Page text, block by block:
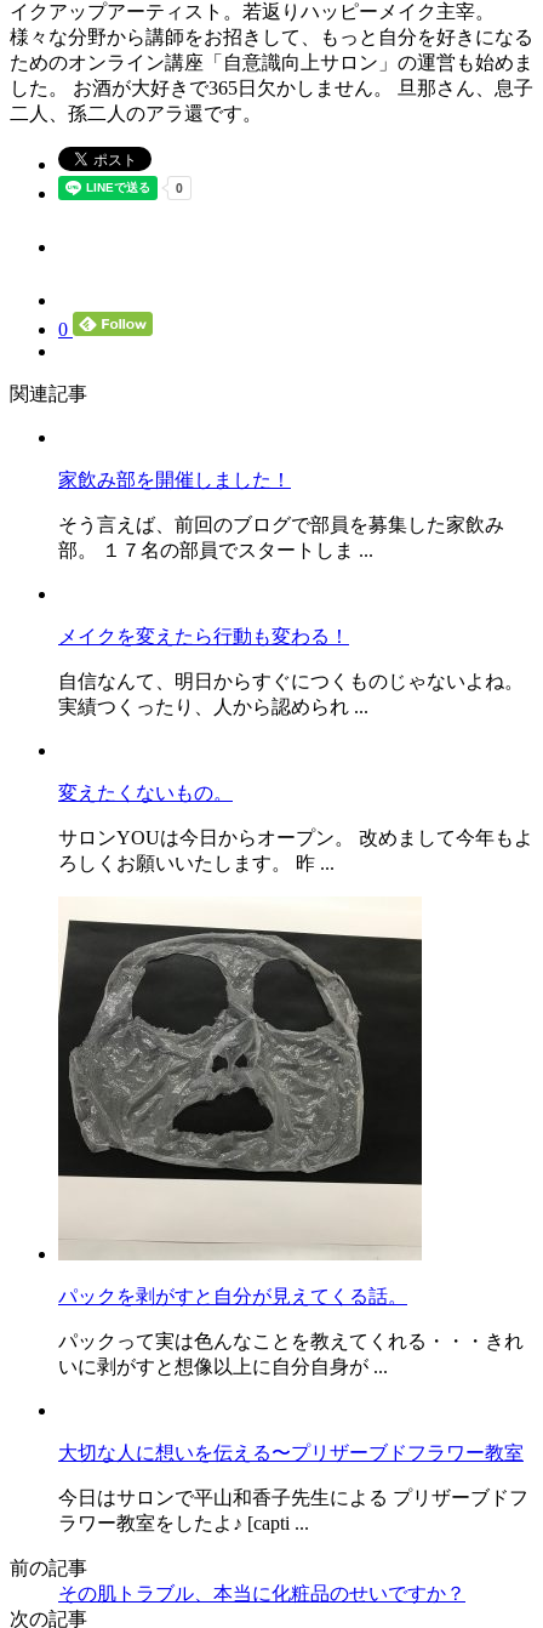
イクアップアーティスト。若返りハッピーメイク主宰。
様々な分野から講師をお招きして、もっと自分を好きになる
ためのオンライン講座「自意識向上サロン」の運営も始めま
した。 お酒が大好きで365日欠かしません。 旦那さん、息子
二人、孫二人のアラ還です。
0
関連記事
家飲み部を開催しました！
そう言えば、前回のブログで部員を募集した家飲み
部。 １７名の部員でスタートしま ...
メイクを変えたら行動も変わる！
自信なんて、明日からすぐにつくものじゃないよね。
実績つくったり、人から認められ ...
変えたくないもの。
サロンYOUは今日からオープン。 改めまして今年もよ
ろしくお願いいたします。 昨 ...
パックを剥がすと自分が見えてくる話。
パックって実は色んなことを教えてくれる・・・きれ
いに剥がすと想像以上に自分自身が ...
大切な人に想いを伝える〜プリザーブドフラワー教室
今日はサロンで平山和香子先生による プリザーブドフ
ラワー教室をしたよ♪ [capti ...
前の記事
その肌トラブル、本当に化粧品のせいですか？
次の記事